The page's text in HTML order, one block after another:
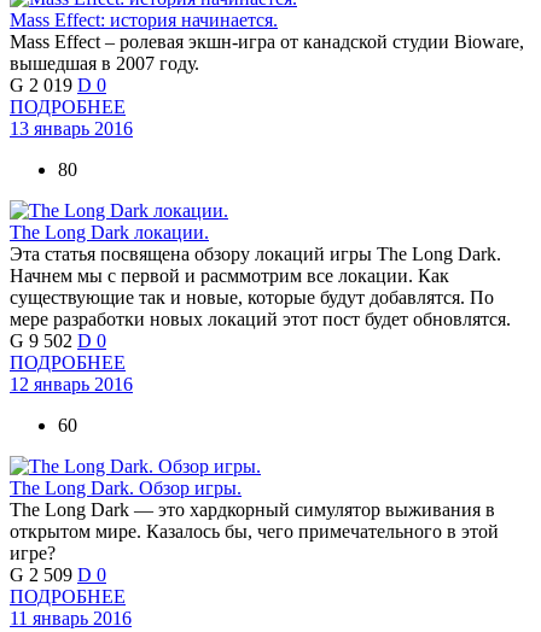
Mass Effect: история начинается.
Mass Effect – ролевая экшн-игра от канадской студии Bioware,
вышедшая в 2007 году.
G 2 019 D 0
ПОДРОБНЕЕ
13 январь 2016
80
The Long Dark локации.
Эта статья посвящена обзору локаций игры The Long Dark.
Начнем мы с первой и расммотрим все локации. Как
существующие так и новые, которые будут добавлятся. По
мере разработки новых локаций этот пост будет обновлятся.
G 9 502 D 0
ПОДРОБНЕЕ
12 январь 2016
60
The Long Dark. Обзор игры.
The Long Dark — это хардкорный симулятор выживания в
открытом мире. Казалось бы, чего примечательного в этой
игре?
G 2 509 D 0
ПОДРОБНЕЕ
11 январь 2016